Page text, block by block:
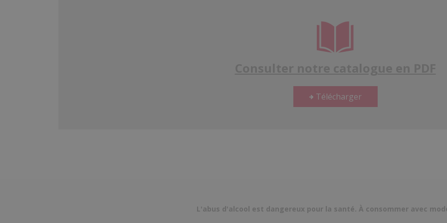
Télécharger
L'abus d'alcool est dangereux pour la santé. À consommer avec